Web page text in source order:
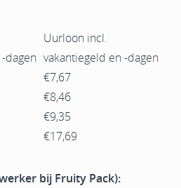
dagen
Uurloon incl.
vakantiegeld en -dagen
€7,67
€8,46
€9,35
€17,69
bij Fruity Pack):